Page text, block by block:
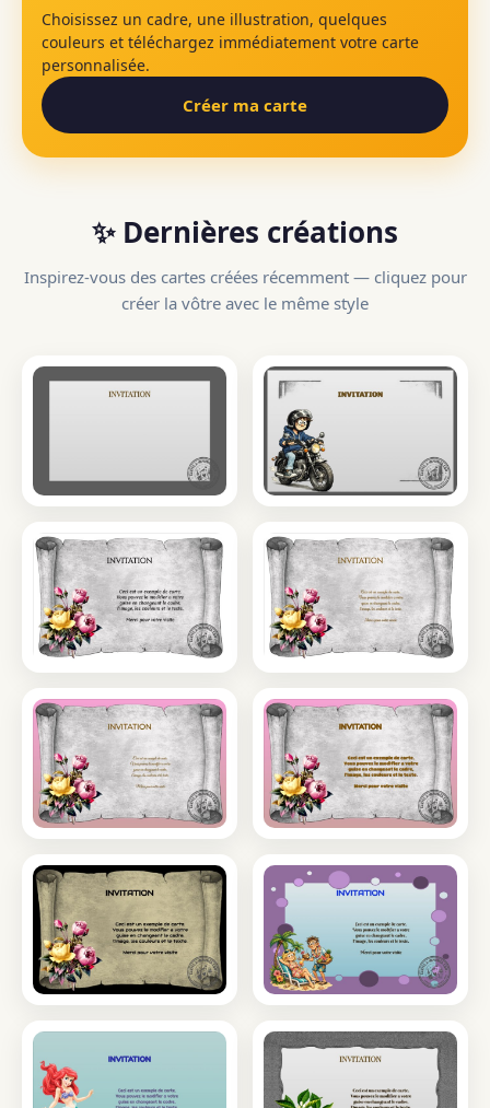
Choisissez un cadre, une illustration, quelques
couleurs et téléchargez immédiatement votre carte
personnalisée.
Créer ma carte
✨ Dernières créations
Inspirez-vous des cartes créées récemment — cliquez pour
créer la vôtre avec le même style